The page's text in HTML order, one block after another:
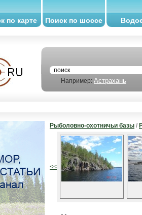
по карте Поиск по шоссе
Например: Астрахань
Рыболовно-охотничьи базы /
<<